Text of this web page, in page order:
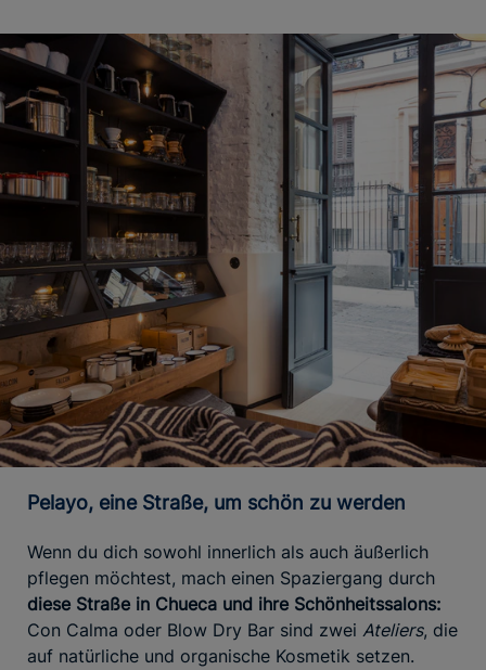
Pelayo, eine Straße, um schön zu werden
Wenn du dich sowohl innerlich als auch äußerlich
pflegen möchtest, mach einen Spaziergang durch
diese Straße in Chueca und ihre Schönheitssalons:
Con Calma oder Blow Dry Bar sind zwei Ateliers, die
auf natürliche und organische Kosmetik setzen.